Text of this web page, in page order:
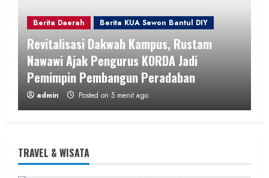
Berita Daerah Berita KUA Sewon Bantul DIY
Revitalisasi Dakwah Kampus, Rustam
Nawawi Ajak Pengurus KORDA Jadi
Pemimpin Pembangun Peradaban
admin Posted on 5 menit ago
TRAVEL & WISATA